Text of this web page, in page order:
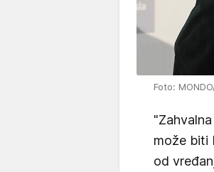
Foto:
može biti
od